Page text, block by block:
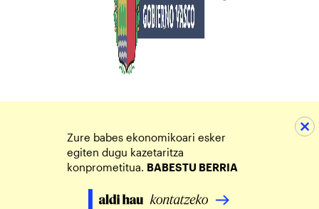
Zure babes ekonomikoari esker
egiten dugu kazetaritza
konprometitua. BABESTU BERRIA